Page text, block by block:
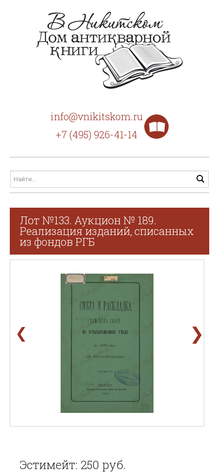
info@vnikitskom.ru
+7 (495) 926-41-14
Лот №133. Аукцион № 189.
Реализация изданий, списанных
из фондов РГБ
❮ ❯
Эстимейт: 250 руб.